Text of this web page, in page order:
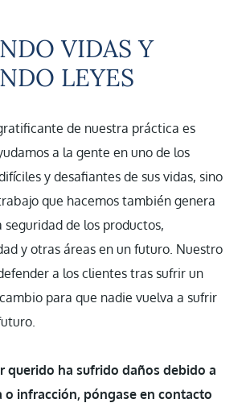
VIDAS Y
LEYES
de nuestra práctica es
a la gente en uno de los
y desafiantes de sus vidas, sino
que hacemos también genera
de los productos,
y otras áreas en un futuro. Nuestro
a los clientes tras sufrir un
para que nadie vuelva a sufrir
querido ha sufrido daños debido a
o infracción, póngase en contacto